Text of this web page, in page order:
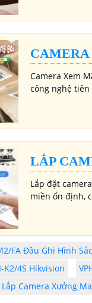
Camera Xem
công nghệ
LẮP
Lắp đặt
miền ổn định,
FA Đầu Ghi Hình
K2/4S Hikvision
Lắp Camera Xưởng